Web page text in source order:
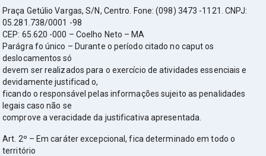
Praça Getúlio Vargas, S/N, Centro. Fone: (098) 3473 -1121. CNPJ:
05.281.738/0001 -98
CEP: 65.620 -000 – Coelho Neto – MA
Parágra fo único – Durante o período citado no caput os
deslocamentos só
devem ser realizados para o exercício de atividades essenciais e
devidamente justificad o,
ficando o responsável pelas informações sujeito as penalidades
legais caso não se
comprove a veracidade da justificativa apresentada.
Art. 2º – Em caráter excepcional, fica determinado em todo o
território